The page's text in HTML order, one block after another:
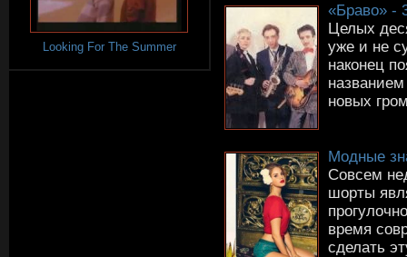
Looking For The Summer
«Браво» -
Целых
уже и не
наконец
новых
Модные
Совсем
шорты
время
сделать